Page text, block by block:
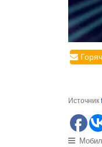
Источник